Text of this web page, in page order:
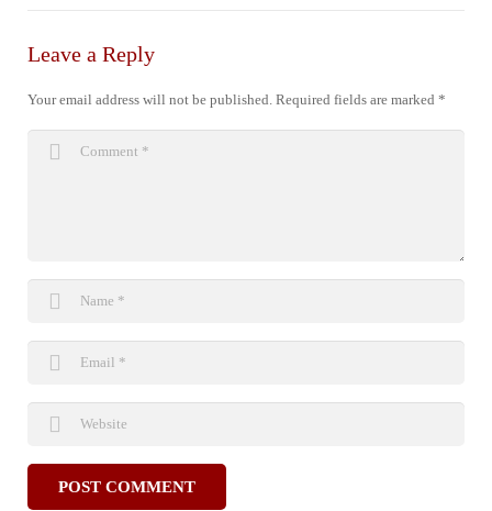
Leave a Reply
Your email address will not be published. Required fields are marked *